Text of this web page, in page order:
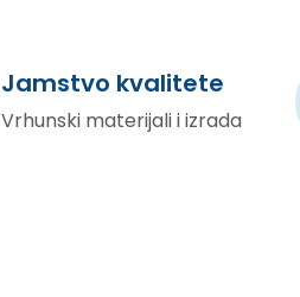
Jamstvo kvalitete
Vrhunski materijali i izrada